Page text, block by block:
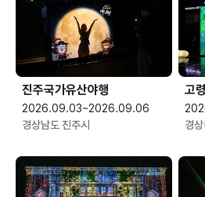
진주국가유산야행
2026.09.03~2026.09.06
경상남도 진주시
고
경